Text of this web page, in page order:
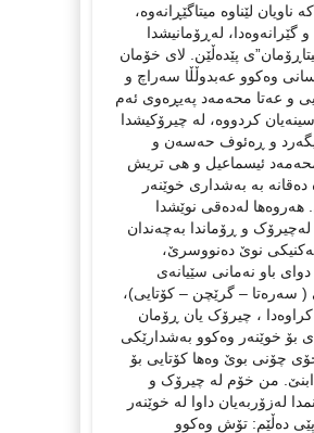
ناویان لێناوە میتاگێڕانەوە،
گێرانەوەدا، لەڕۆمانیشدا
پێدەڵێن. لای خۆمان
وەکوو عەبدوڵڵا سەراچ و
و عەتا محەمەد پەیڕەوی ئەم
کردووە، لە چیرۆکیشدا
و ڕەئوف حەسەن و
ئیسماعیل و هی تریش
بە بەشداری خوێنەر
لەدەقی نوێشدا
لەچیرۆک و ڕۆماندا بەچەندان
نوێ دەنووسرێ،
دوای باو نەمانی سێیانەی
( سەرەتا – گرێچن – کۆتایی)،
کراوەدا ، چیرۆک یان ڕۆمان
بۆ خوێنەر وەکوو بەشدارێکی
چۆنی بوێ وەها کۆتایی بۆ
من خۆم لە چیرۆک و
لەزۆربەیان داوا لە خوێنەر
دەڵێم: تۆش وەکوو